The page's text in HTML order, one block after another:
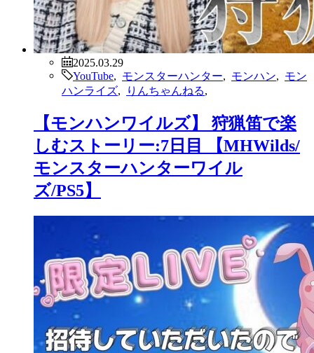
2025.03.29
YouTube
モンスターハンター モンハン
モン
ハンライズ
りんちゃんねる
【モンハンワイルズ】 狩猟笛で楽
しむストーリー:7日目 【MHWilds/
モンスターハンターワイル
ズ/PS5】